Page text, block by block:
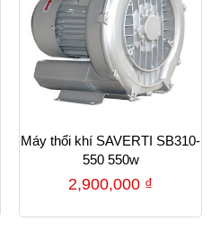
Máy thổi khí SAVERTI SB310-
550 550w
2,900,000 ₫